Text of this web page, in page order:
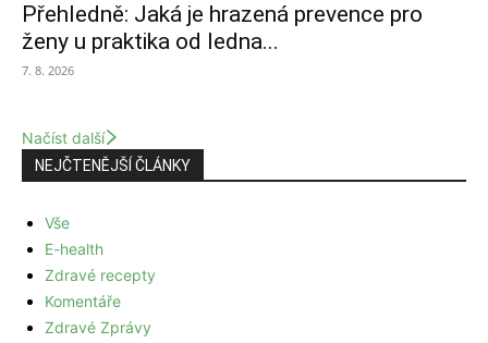
Přehledně: Jaká je hrazená prevence pro
ženy u praktika od ledna...
7. 8. 2026
Načíst další
NEJČTENĚJŠÍ ČLÁNKY
Vše
E-health
Zdravé recepty
Komentáře
Zdravé Zprávy